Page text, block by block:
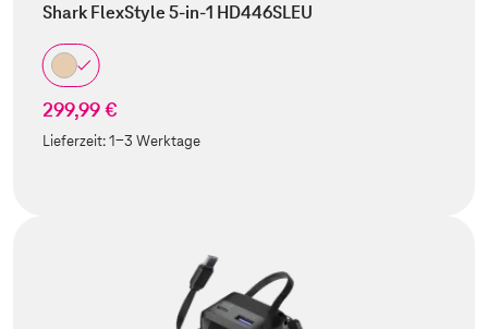
Shark FlexStyle 5-in-1 HD446SLEU
299,99 €
Lieferzeit:1-3 Werktage